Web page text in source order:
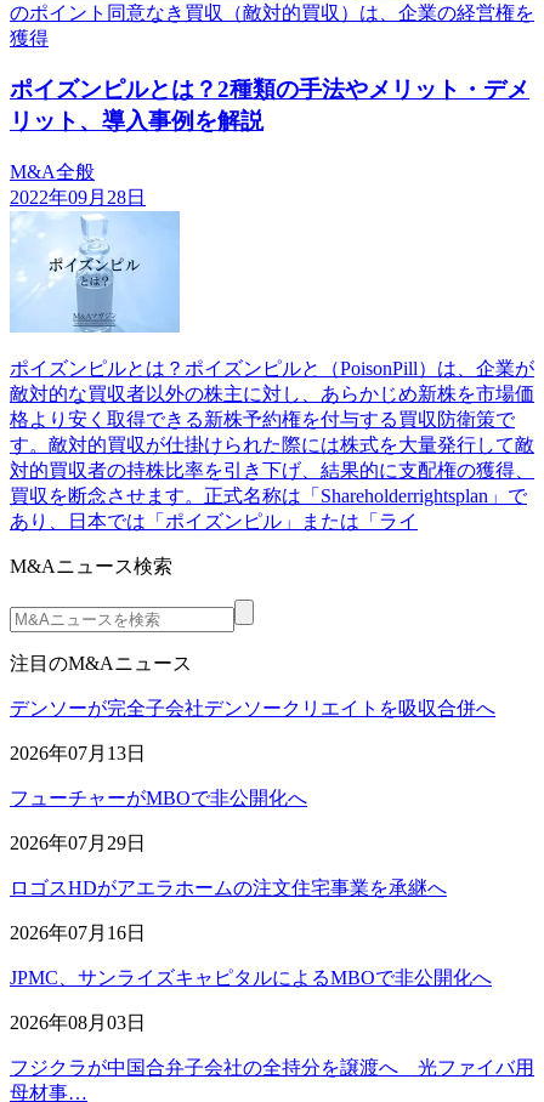
のポイント同意なき買収（敵対的買収）は、企業の経営権を
獲得
ポイズンピルとは？2種類の手法やメリット・デメ
リット、導入事例を解説
M&A全般
2022年09月28日
ポイズンピルとは？ポイズンピルと（PoisonPill）は、企業が
敵対的な買収者以外の株主に対し、あらかじめ新株を市場価
格より安く取得できる新株予約権を付与する買収防衛策で
す。敵対的買収が仕掛けられた際には株式を大量発行して敵
対的買収者の持株比率を引き下げ、結果的に支配権の獲得、
買収を断念させます。正式名称は「Shareholderrightsplan」で
あり、日本では「ポイズンピル」または「ライ
M&Aニュース検索
注目のM&Aニュース
デンソーが完全子会社デンソークリエイトを吸収合併へ
2026年07月13日
フューチャーがMBOで非公開化へ
2026年07月29日
ロゴスHDがアエラホームの注文住宅事業を承継へ
2026年07月16日
JPMC、サンライズキャピタルによるMBOで非公開化へ
2026年08月03日
フジクラが中国合弁子会社の全持分を譲渡へ 光ファイバ用
母材事…